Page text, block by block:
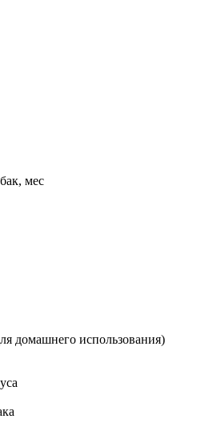
мес
домашнего использования)